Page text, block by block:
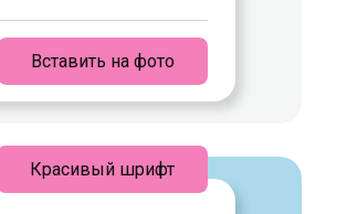
Вставить на фото
Красивый шрифт